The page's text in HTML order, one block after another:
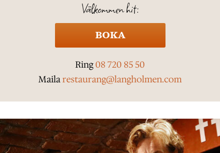
Välkommen hit:
BOKA
Ring 08 720 85 50
Mailarestaurang@langholmen.com